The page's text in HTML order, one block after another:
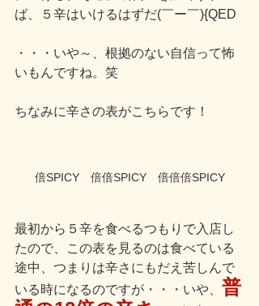
ば、５辛はいけるはずだ(￣ー￣){QED
・・・いや～、根拠のない自信って怖
いもんですね。笑
ちなみに辛さの表がこちらです！
倍SPICY　倍倍SPICY　倍倍倍SPICY
最初から５辛を食べるつもりで入店し
たので、この表を見るのは食べている
途中、つまりは辛さにもだえ苦しんで
いる時になるのですが・・・いや、 普